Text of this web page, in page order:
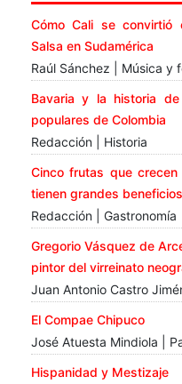
Cómo Cali se
Salsa en Sudamérica
Raúl Sánchez | Música y
Bavaria y la historia
populares de Colombia
Redacción | Historia
Cinco frutas que
tienen grandes
Redacción | Gastronomía
Gregorio Vásquez de
pintor del virreinato
Juan Antonio Castro
El Compae Chipuco
José Atuesta Mindiola |
Hispanidad y Mestizaje